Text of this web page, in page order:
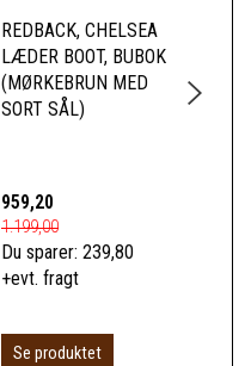
REDBACK, CHELSEA
LÆDER BOOT, BUBOK
(MØRKEBRUN MED
SORT SÅL)
959,20
1.199,00
Du sparer: 239,80
+evt. fragt
Se produktet